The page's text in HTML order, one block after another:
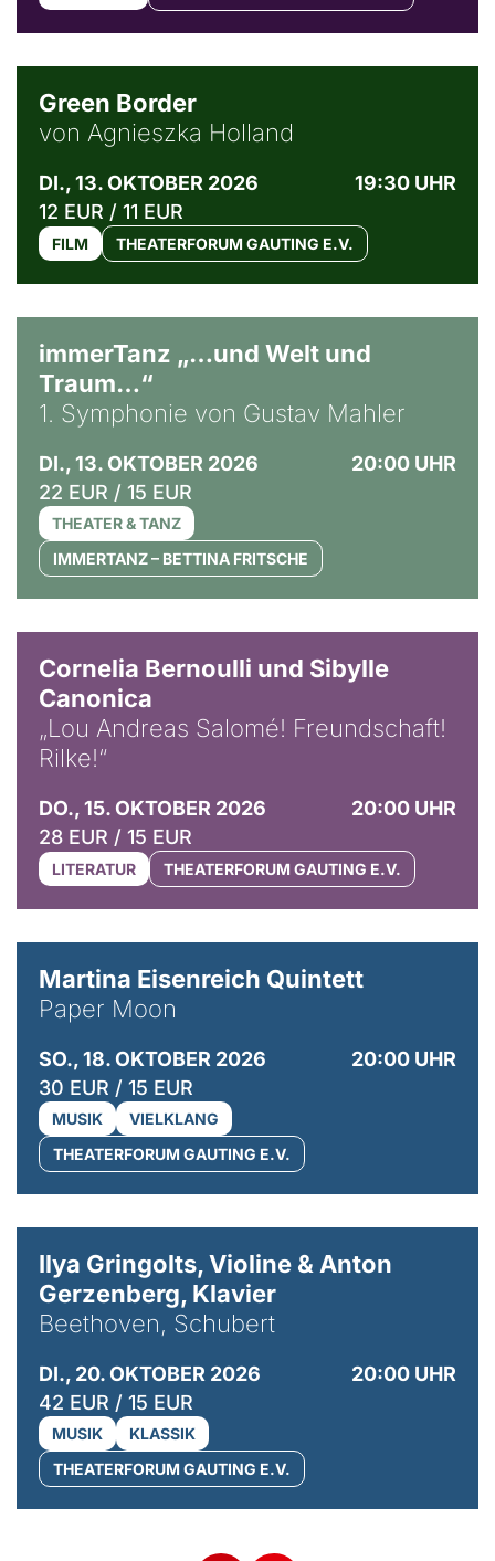
Green Border
von Agnieszka Holland
DI., 13. OKTOBER 2026
19:30 UHR
12 EUR / 11 EUR
FILM THEATERFORUM GAUTING E.V.
immerTanz „…und Welt und
Traum…“
1. Symphonie von Gustav Mahler
DI., 13. OKTOBER 2026
20:00 UHR
22 EUR / 15 EUR
THEATER & TANZ
IMMERTANZ – BETTINA FRITSCHE
Cornelia Bernoulli und Sibylle
Canonica
„Lou Andreas Salomé! Freundschaft!
Rilke!“
DO., 15. OKTOBER 2026
20:00 UHR
28 EUR / 15 EUR
LITERATUR THEATERFORUM GAUTING E.V.
Martina Eisenreich Quintett
Paper Moon
SO., 18. OKTOBER 2026
20:00 UHR
30 EUR / 15 EUR
MUSIK
VIELKLANG
THEATERFORUM GAUTING E.V.
Ilya Gringolts, Violine & Anton
Gerzenberg, Klavier
Beethoven, Schubert
DI., 20. OKTOBER 2026
20:00 UHR
42 EUR / 15 EUR
MUSIK
KLASSIK
THEATERFORUM GAUTING E.V.